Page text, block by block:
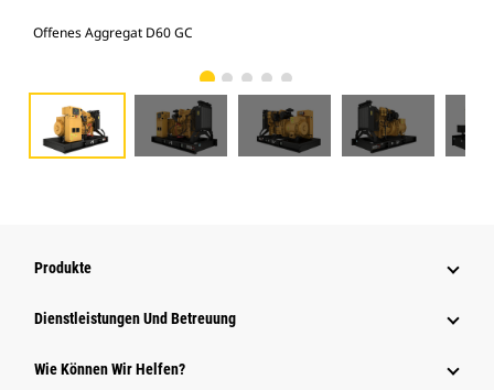
Offenes Aggregat D60 GC
Produkte
Dienstleistungen Und Betreuung
Wie Können Wir Helfen?